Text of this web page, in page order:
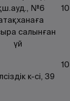
№6
салынған
үй
к-сі, 39